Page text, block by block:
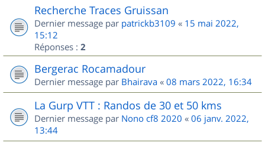
Recherche Traces Gruissan
Dernier message par patrickb3109 « 15 mai 2022,
15:12
Réponses : 2
Bergerac Rocamadour
Dernier message par Bhairava « 08 mars 2022, 16:34
La Gurp VTT : Randos de 30 et 50 kms
Dernier message par Nono cf8 2020 « 06 janv. 2022,
13:44